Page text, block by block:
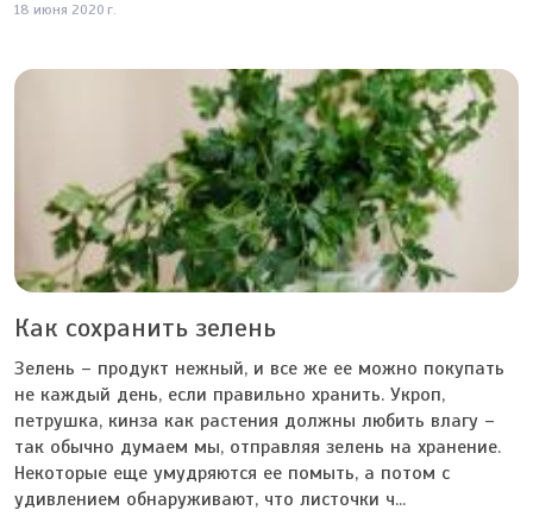
18 июня 2020 г.
Как сохранить зелень
Зелень – продукт нежный, и все же ее можно покупать
не каждый день, если правильно хранить. Укроп,
петрушка, кинза как растения должны любить влагу –
так обычно думаем мы, отправляя зелень на хранение.
Некоторые еще умудряются ее помыть, а потом с
удивлением обнаруживают, что листочки ч...